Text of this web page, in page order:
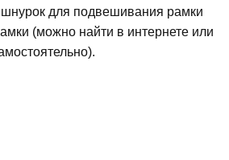
шнурок для подвешивания рамки
(можно найти в интернете или